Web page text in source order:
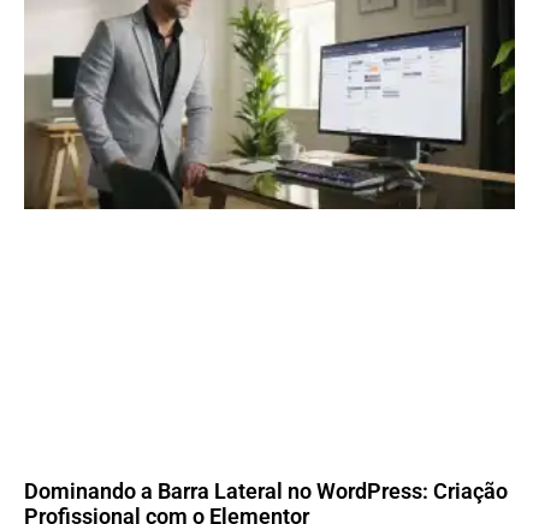
Dominando a Barra Lateral no WordPress: Criação
Profissional com o Elementor